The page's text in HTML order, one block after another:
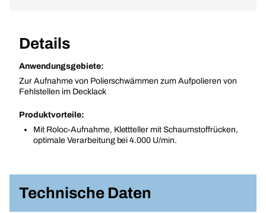
Details
Anwendungsgebiete:
Zur Aufnahme von Polierschwämmen zum Aufpolieren von
Fehlstellen im Decklack
Produktvorteile:
Mit Roloc-Aufnahme, Klettteller mit Schaumstoffrücken,
optimale Verarbeitung bei 4.000 U/min.
Technische Daten